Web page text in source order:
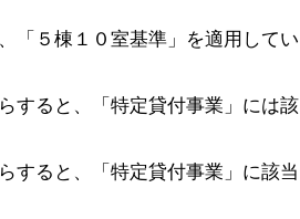
「５棟１０室基準」を適用してい
すると、「特定貸付事業」には該
すると、「特定貸付事業」に該当